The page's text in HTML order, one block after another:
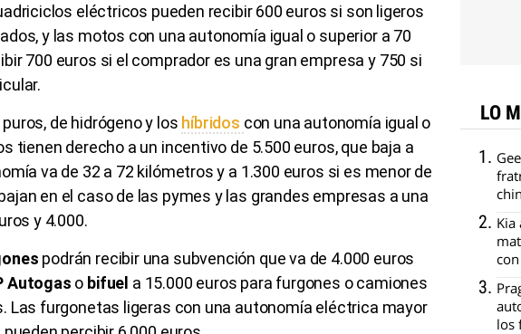
eléctricos pueden recibir 600 euros si son ligeros
y las motos con una autonomía igual o superior a 70
700 euros si el comprador es una gran empresa y 750 si
de hidrógeno y los híbridos con una autonomía igual o
tienen derecho a un incentivo de 5.500 euros, que baja a
va de 32 a 72 kilómetros y a 1.300 euros si es menor de
en el caso de las pymes y las grandes empresas a una
y 4.000.
podrán recibir una subvención que va de 4.000 euros
Autogas o bifuel a 15.000 euros para furgones o camiones
Las furgonetas ligeras con una autonomía eléctrica mayor
LO
Kia
con
los